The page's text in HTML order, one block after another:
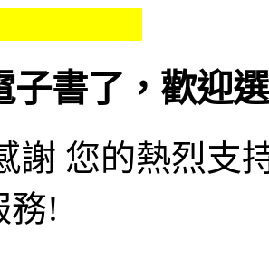
子書了，歡迎
謝 您的熱烈支
務!